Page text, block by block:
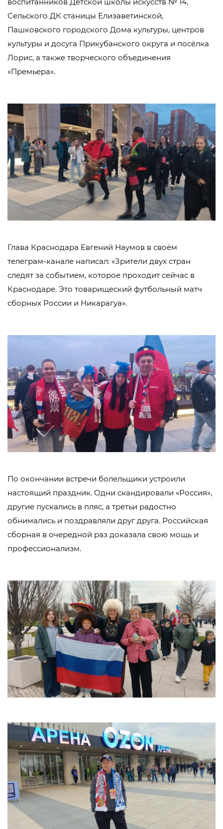
Сельского ДК станицы Елизаветинской,
Пашковского городского Дома культуры, центров
культуры и досуга Прикубанского округа и посёлка
Лорис, а также творческого объединения
«Премьера».
Глава Краснодара Евгений Наумов в своём
телеграм-канале написал: «Зрители двух стран
следят за событием, которое проходит сейчас в
Краснодаре. Это товарищеский футбольный матч
сборных России и Никарагуа».
По окончании встречи болельщики устроили
настоящий праздник. Одни скандировали «Россия»,
другие пускались в пляс, а третьи радостно
обнимались и поздравляли друг друга. Российская
сборная в очередной раз доказала свою мощь и
профессионализм.